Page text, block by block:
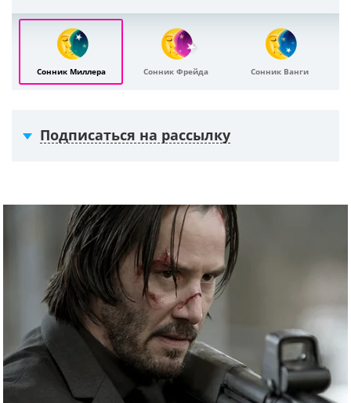
Сонник Миллера Сонник Фрейда Сонник Ванги
Подписаться на рассылку